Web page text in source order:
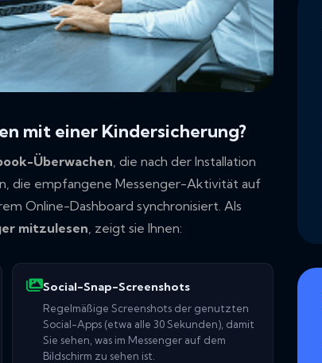
mit einer Kindersicherung?
Überwachen , die nach der Installation
die empfangene Messenger-Aktivität auf
Online-Dashboard synchronisiert. Als
mitzulesen , zeigt sie Ihnen:
Social-Snap-Screenshots
Regelmäßige Screenshots der genutzten
Social-Apps (etwa alle 30 Sekunden), damit
Sie sehen, was im Messenger auf dem
Bildschirm zu sehen ist.